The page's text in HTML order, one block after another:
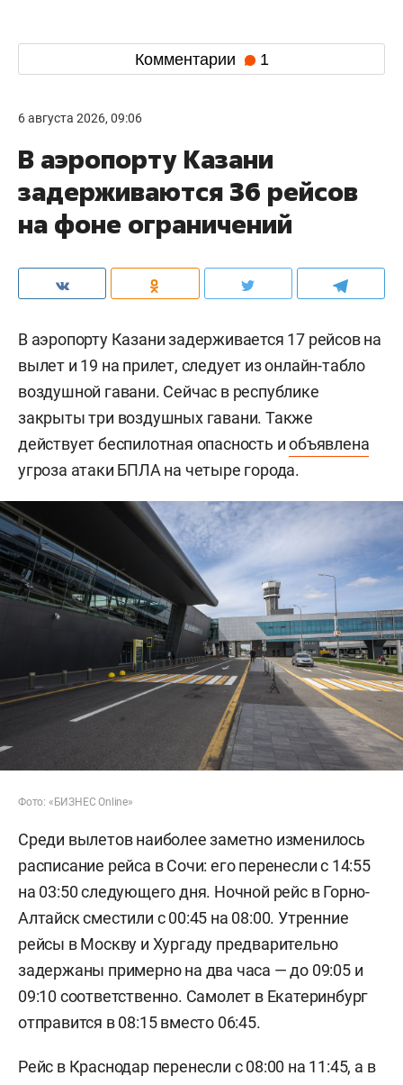
Комментарии 1
6 августа 2026, 09:06
В аэропорту Казани
задерживаются 36 рейсов
на фоне ограничений
В аэропорту Казани задерживается 17 рейсов на
вылет и 19 на прилет, следует из онлайн-табло
воздушной гавани. Сейчас в республике
закрыты три воздушных гавани. Также
действует беспилотная опасность иобъявлена
угроза атаки БПЛА на четыре города.
Фото: «БИЗНЕС Online»
Среди вылетов наиболее заметно изменилось
расписание рейса в Сочи: его перенесли с 14:55
на 03:50 следующего дня. Ночной рейс в Горно-
Алтайск сместили с 00:45 на 08:00. Утренние
рейсы в Москву и Хургаду предварительно
задержаны примерно на два часа — до 09:05 и
09:10 соответственно. Самолет в Екатеринбург
отправится в 08:15 вместо 06:45.
Рейс в Краснодар перенесли с 08:00 на 11:45, а в